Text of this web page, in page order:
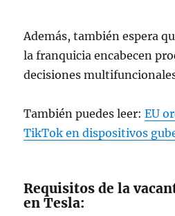
Además, también espera
la franquicia encabecen
decisiones
También puedes leer:EU
TikTok en dispositivos
Requisitos de la
en Tesla: